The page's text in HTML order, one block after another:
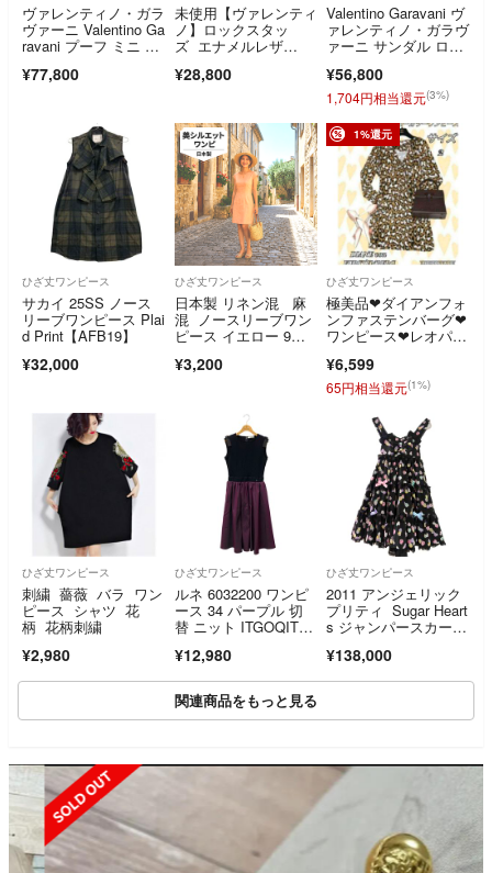
ヴァレンティノ・ガラ
ヴァーニ Valentino Ga
ravani プーフ ミニ バ
ダーバッグ バッグ レ
J0NO 【中古】
¥77,800
未使用【ヴァレンティ
ノ】ロックスタッ
ズ エナメルレザ
ス
¥28,800
Valentino Garavani ヴ
ァレンティノ・ガラヴ
ァーニ サンダル ロッ
¥56,800
1,704円相当還元(3%)
ひざ丈ワンピース
サカイ 25SS ノース
リーブワンピース Plai
d Print【AFB19】
¥32,000
ひざ丈ワンピース
日本製 リネン混 麻
混 ノースリーブワン
ピース イエロー 9
¥3,200
1%還元
ひざ丈ワンピース
極美品❤ダイアンフォ
ンファステンバーグ❤
ワンピース❤レオパー
¥6,599
65円相当還元(1%)
ひざ丈ワンピース
刺繍 薔薇 バラ ワン
ピース シャツ 花
柄 花柄刺繍
¥2,980
ひざ丈ワンピース
ルネ 6032200 ワンピ
ース 34 パープル 切
替 ニット ITGOQITFT
¥12,980
ひざ丈ワンピース
2011 アンジェリック
プリティ Sugar Heart
s ジャンパースカー
¥138,000
関連商品をもっと見る
SOLD OUT